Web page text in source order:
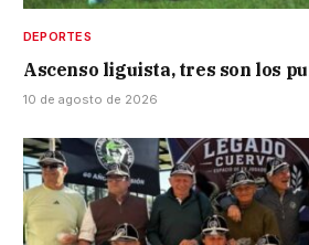
DEPORTES
Ascenso liguista, tres son los
10 de agosto de 2026